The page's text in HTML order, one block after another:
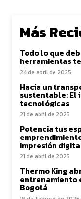
Más
Todo lo que
herramientas
24 de abril de 2025
Hacia un
sustentable: El
tecnológicas
21 de abril de 2025
Potencia tus
impresión
21 de abril de 2025
Thermo King
entrenamiento
Bogotá